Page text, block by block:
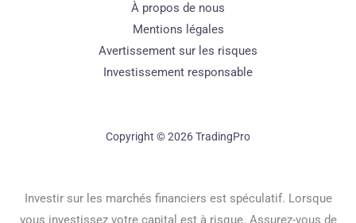
À propos de nous
Mentions légales
Avertissement sur les risques
Investissement responsable
Copyright © 2026 TradingPro
Investir sur les marchés financiers est spéculatif. Lorsque
vous investissez votre capital est à risque. Assurez-vous de